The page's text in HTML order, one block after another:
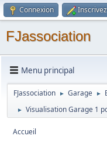
Connexion
FJassociation
Menu principal
FJassociation ► Garage ►
► Visualisation Garage 1
Accueil